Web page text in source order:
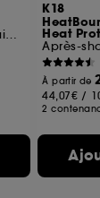
Shampoing détox au vinaigre de cidre
K18
Heat
À partir de
44,07€ /
2